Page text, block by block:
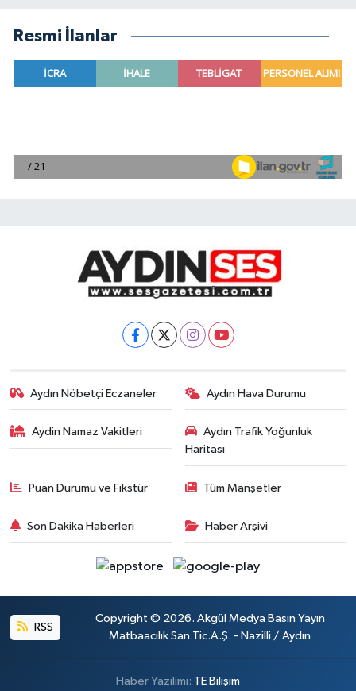
Resmi İlanlar
Aydın Nöbetçi Eczaneler Aydın Hava Durumu
Aydin Namaz Vakitleri
Aydın Trafik Yoğunluk
Haritası
Puan Durumu ve Fikstür Tüm Manşetler
Son Dakika Haberleri Haber Arşivi
RSS
Copyright © 2026. Akgül Medya Basın Yayın
Matbaacılık San.Tic.A.Ş. - Nazilli / Aydın
Haber Yazılımı: TE Bilişim